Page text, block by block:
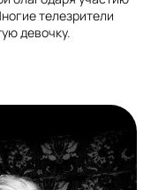
телезрители
девочку.